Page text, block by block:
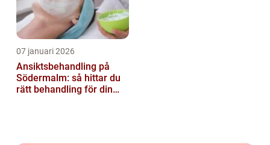
07 januari 2026
Ansiktsbehandling på
Södermalm: så hittar du
rätt behandling för din